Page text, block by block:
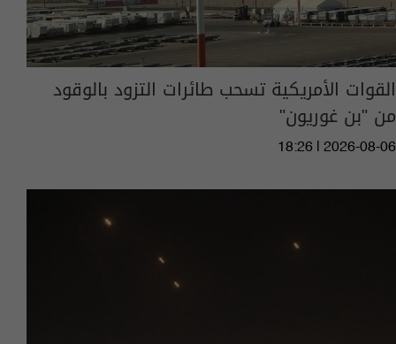
القوات الأمريكية تسحب طائرات التزود بالوقود
من "بن غوريون"
18:26 | 2026-08-06